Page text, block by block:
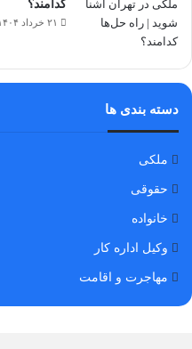
کدامند؟
۲۱ خرداد ۱۴۰۴
دسته بندی ها
ملکی
حقوقی
خانواده
وکیل اداره کار
مهاجرت و اقامت